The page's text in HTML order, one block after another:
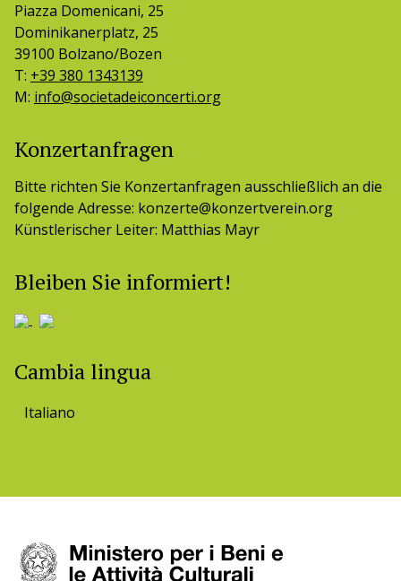
Piazza Domenicani, 25
Dominikanerplatz, 25
39100 Bolzano/Bozen
T: +39 380 1343139
M: info@societadeiconcerti.org
Konzertanfragen
Bitte richten Sie Konzertanfragen ausschließlich an die
folgende Adresse: konzerte@konzertverein.org
Künstlerischer Leiter: Matthias Mayr
Bleiben Sie informiert!
Cambia lingua
Italiano